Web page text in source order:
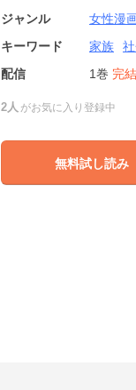
ジャンル
女性漫
キーワード
家族
配信
1巻 完結
2人 がお気に入り登録中
無料試し読み